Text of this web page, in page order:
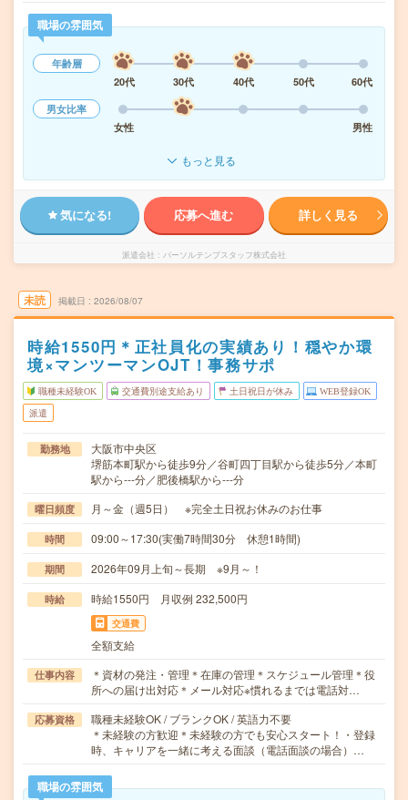
職場の雰囲気
年齢層
20代
30代 40代 50代
60代
男女比率
女性
男性
もっと見る
気になる! 応募へ進む 詳しく見る
派遣会社 パーソルテンプスタッフ株式会社
未読 掲載日 2026/08/07
時給1550円＊正社員化の実績あり！穏やか環
境×マンツーマンOJT！事務サポ
職種未経験OK 交通費別途支給あり 土日祝日が休み WEB登録OK
派遣
勤務地
大阪市中央区
堺筋本町駅から徒歩9分／谷町四丁目駅から徒歩5分／本町
駅から---分／肥後橋駅から---分
曜日頻度 月～金（週5日） ※完全土日祝お休みのお仕事
時間 09:00～17:30(実働7時間30分 休憩1時間)
期間 2026年09月上旬～長期 ※9月～！
時給 時給1550円 月収例 232,500円
交通費
全額支給
仕事内容
＊資材の発注・管理＊在庫の管理＊スケジュール管理＊役
所への届け出対応＊メール対応※慣れるまでは電話対…
応募資格
職種未経験OK / ブランクOK / 英語力不要
＊未経験の方歓迎＊未経験の方でも安心スタート！・登録
時、キャリアを一緒に考える面談（電話面談の場合）…
職場の雰囲気